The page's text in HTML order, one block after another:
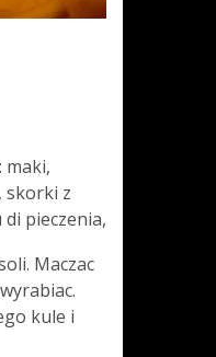
maki,
skorki z
pieczenia,
Maczac
kule i